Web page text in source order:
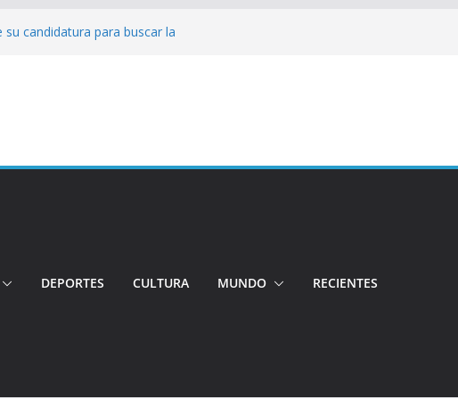
su candidatura para buscar la
Investigan crimen de un hombre en el
e incidentes marcaron la
DEPORTES CULTURA MUNDO RECIENTES